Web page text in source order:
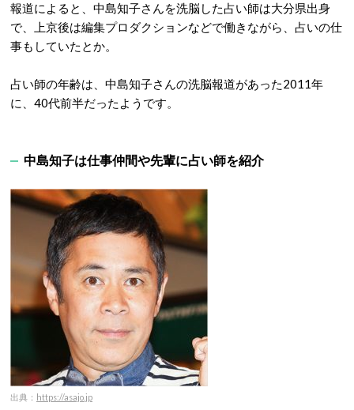
報道によると、中島知子さんを洗脳した占い師は大分県出身
で、上京後は編集プロダクションなどで働きながら、占いの仕
事もしていたとか。
占い師の年齢は、中島知子さんの洗脳報道があった2011年
に、40代前半だったようです。
中島知子は仕事仲間や先輩に占い師を紹介
出典： https://asajo.jp